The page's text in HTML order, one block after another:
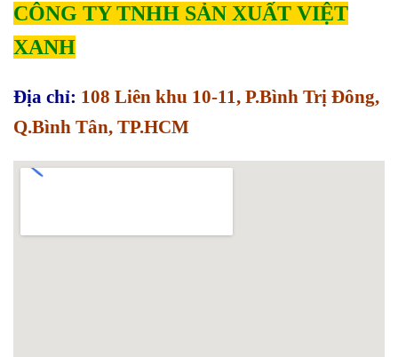
CÔNG TY TNHH SẢN XUẤT VIỆT
XANH
Địa chỉ: 108 Liên khu 10-11, P.Bình Trị Đông,
Q.Bình Tân, TP.HCM